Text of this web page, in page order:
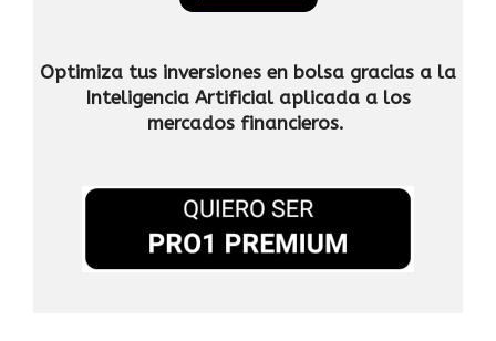
Optimiza tus inversiones en bolsa gracias a la
Inteligencia Artificial aplicada a los
mercados financieros.